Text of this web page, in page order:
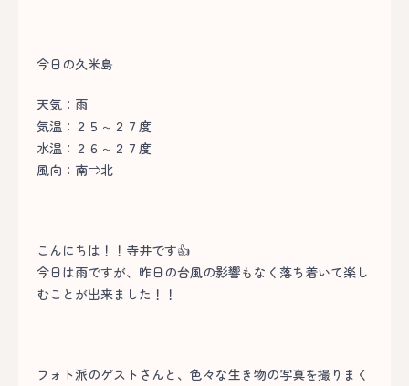
今日の久米島
天気：雨
気温：２５～２７度
水温：２６～２７度
風向：南⇒北
こんにちは！！寺井です👍
今日は雨ですが、昨日の台風の影響もなく落ち着いて楽し
むことが出来ました！！
フォト派のゲストさんと、色々な生き物の写真を撮りまく